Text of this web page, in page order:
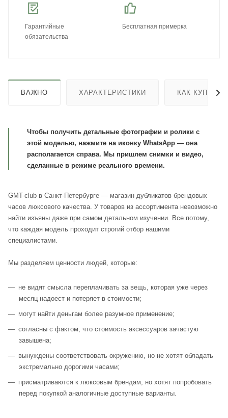
Гарантийные
обязательства
Бесплатная примерка
ВАЖНО ХАРАКТЕРИСТИКИ КАК КУПИТЬ
Чтобы получить детальные фотографии и ролики с
этой моделью, нажмите на иконку WhatsApp — она
располагается справа. Мы пришлем снимки и видео,
сделанные в режиме реального времени.
GMT-club в Санкт-Петербурге — магазин дубликатов брендовых
часов люксового качества. У товаров из ассортимента невозможно
найти изъяны даже при самом детальном изучении. Все потому,
что каждая модель проходит строгий отбор нашими
специалистами.
Мы разделяем ценности людей, которые:
не видят смысла переплачивать за вещь, которая уже через
месяц надоест и потеряет в стоимости;
могут найти деньгам более разумное применение;
согласны с фактом, что стоимость аксессуаров зачастую
завышена;
вынуждены соответствовать окружению, но не хотят обладать
экстремально дорогими часами;
присматриваются к люксовым брендам, но хотят попробовать
перед покупкой аналогичные доступные варианты.